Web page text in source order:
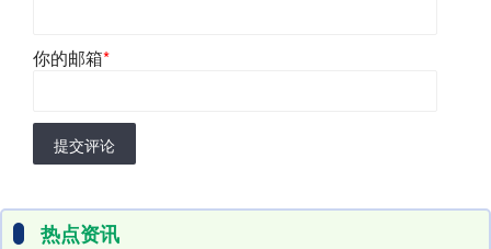
你的邮箱*
提交评论
热点资讯